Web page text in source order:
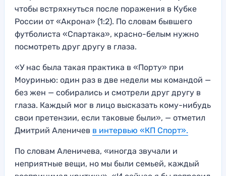
чтобы встряхнуться после поражения в Кубке
России от «Акрона» (1:2). По словам бывшего
футболиста «Спартака», красно-белым нужно
посмотреть друг другу в глаза.
«У нас была такая практика в «Порту» при
Моуринью: один раз в две недели мы командой —
без жен — собирались и смотрели друг другу в
глаза. Каждый мог в лицо высказать кому-нибудь
свои претензии, если таковые были», — отметил
Дмитрий Аленичев в интервью «КП Спорт».
По словам Аленичева, «иногда звучали и
неприятные вещи, но мы были семьей, каждый